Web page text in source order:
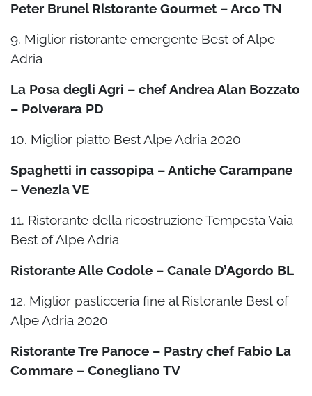
Peter Brunel Ristorante Gourmet – Arco TN
9. Miglior ristorante emergente Best of Alpe
Adria
La Posa degli Agri – chef Andrea Alan Bozzato
– Polverara PD
10. Miglior piatto Best Alpe Adria 2020
Spaghetti in cassopipa – Antiche Carampane
– Venezia VE
11. Ristorante della ricostruzione Tempesta Vaia
Best of Alpe Adria
Ristorante Alle Codole – Canale D’Agordo BL
12. Miglior pasticceria fine al Ristorante Best of
Alpe Adria 2020
Ristorante Tre Panoce – Pastry chef Fabio La
Commare – Conegliano TV